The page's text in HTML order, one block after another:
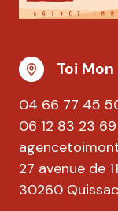
Toi
04 66 77 45
06 12 83 23 69
27 avenue de
30260 Quissac